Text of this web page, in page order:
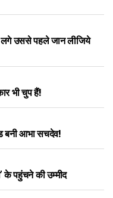
लगे उससे पहले जान लीजिये
भी चुप हैं!
बनी आभा सचदेव!
के पहुंचने की उम्मीद